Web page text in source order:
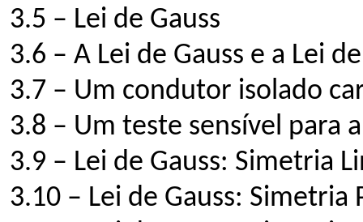
3.5 – Lei de Gauss
3.6 – A Lei de Gauss e a Lei
3.7 – Um condutor isolado
3.8 – Um teste sensível para
3.9 – Lei de Gauss: Simetria
3.10 – Lei de Gauss: Simetria